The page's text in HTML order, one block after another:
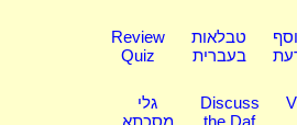
Review
Quiz
טבלאות
בעברית
גלי
מסכתא
Discuss
the Daf